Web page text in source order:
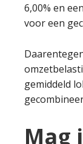
6,00% en
voor een
gemiddeld
Mag